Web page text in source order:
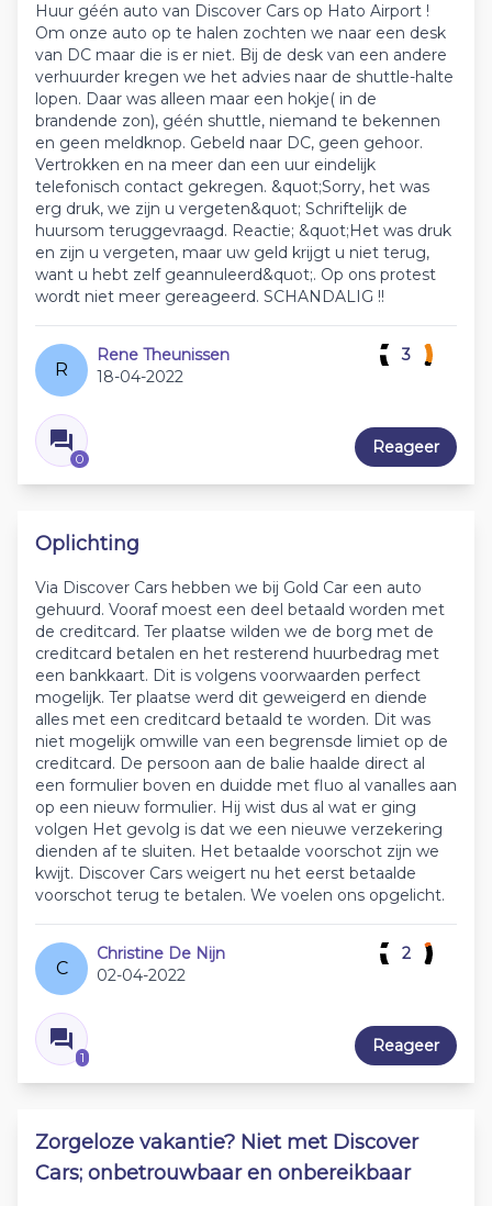
Huur géén auto van Discover Cars op Hato Airport !
Om onze auto op te halen zochten we naar een desk
van DC maar die is er niet. Bij de desk van een andere
verhuurder kregen we het advies naar de shuttle-halte
lopen. Daar was alleen maar een hokje( in de
brandende zon), géén shuttle, niemand te bekennen
en geen meldknop. Gebeld naar DC, geen gehoor.
Vertrokken en na meer dan een uur eindelijk
telefonisch contact gekregen. &quot;Sorry, het was
erg druk, we zijn u vergeten&quot; Schriftelijk de
huursom teruggevraagd. Reactie; &quot;Het was druk
en zijn u vergeten, maar uw geld krijgt u niet terug,
want u hebt zelf geannuleerd&quot;. Op ons protest
wordt niet meer gereageerd. SCHANDALIG !!
R
Rene Theunissen
18-04-2022
0
3
Reageer
Oplichting
Via Discover Cars hebben we bij Gold Car een auto
gehuurd. Vooraf moest een deel betaald worden met
de creditcard. Ter plaatse wilden we de borg met de
creditcard betalen en het resterend huurbedrag met
een bankkaart. Dit is volgens voorwaarden perfect
mogelijk. Ter plaatse werd dit geweigerd en diende
alles met een creditcard betaald te worden. Dit was
niet mogelijk omwille van een begrensde limiet op de
creditcard. De persoon aan de balie haalde direct al
een formulier boven en duidde met fluo al vanalles aan
op een nieuw formulier. Hij wist dus al wat er ging
volgen Het gevolg is dat we een nieuwe verzekering
dienden af te sluiten. Het betaalde voorschot zijn we
kwijt. Discover Cars weigert nu het eerst betaalde
voorschot terug te betalen. We voelen ons opgelicht.
C
Christine De Nijn
02-04-2022
1
2
Reageer
Zorgeloze vakantie? Niet met Discover
Cars; onbetrouwbaar en onbereikbaar